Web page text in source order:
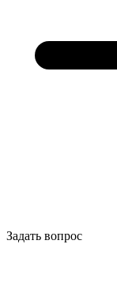
Задать вопрос